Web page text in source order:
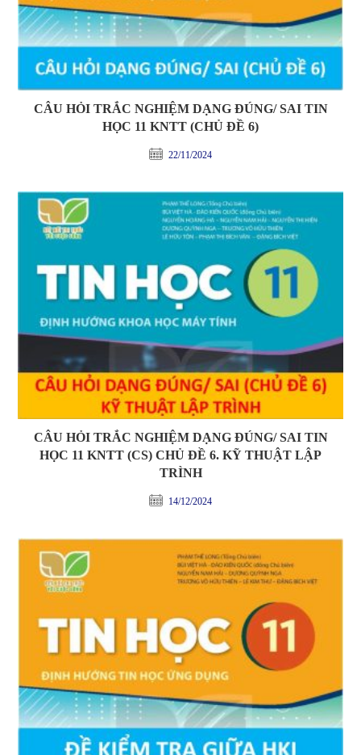
CÂU HỎI TRẮC NGHIỆM DẠNG ĐÚNG/ SAI TIN
HỌC 11 KNTT (CHỦ ĐỀ 6)
22/11/2024
CÂU HỎI TRẮC NGHIỆM DẠNG ĐÚNG/ SAI TIN
HỌC 11 KNTT (CS) CHỦ ĐỀ 6. KỸ THUẬT LẬP
TRÌNH
14/12/2024